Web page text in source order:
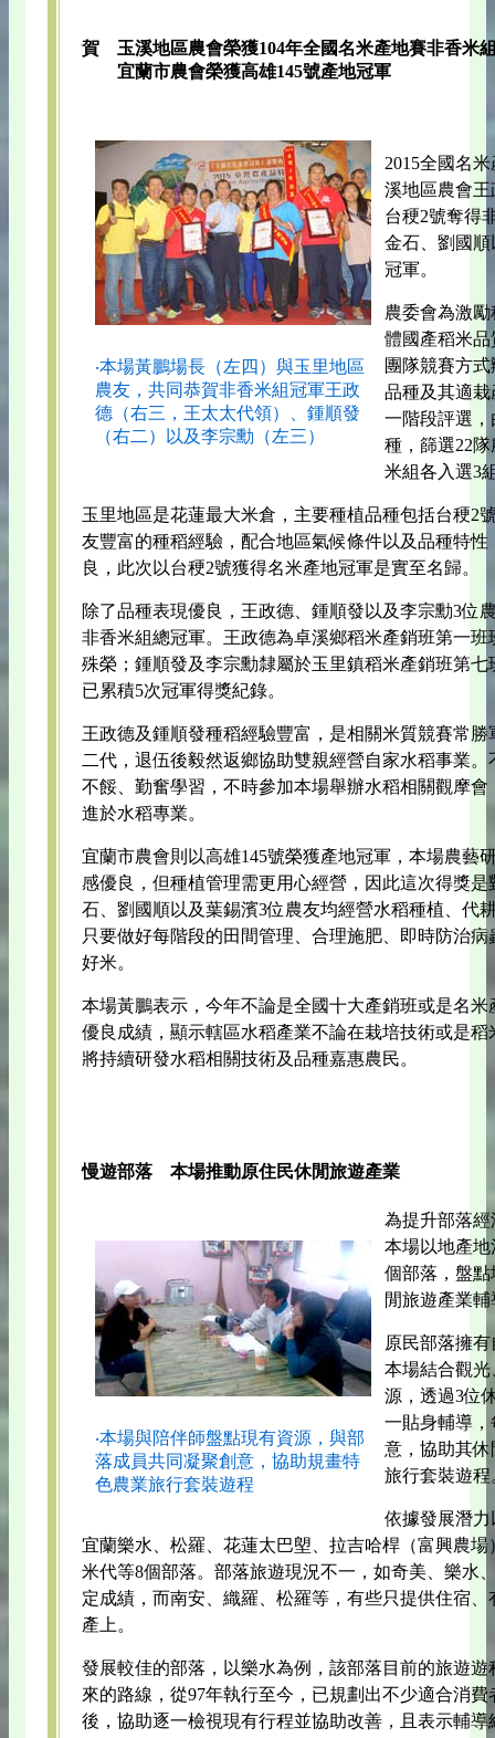
賀 玉溪地區農會榮獲104年全國名米產地賽非香米
宜蘭市農會榮獲高雄145號產地冠軍
‧本場黃鵬場長（左四）與玉里地區
農友，共同恭賀非香米組冠軍王政
德（右三，王太太代領）、鍾順發
（右二）以及李宗勳（左三）
2015全國名
溪地區農會
台稉2號奪得
金石、劉國順
冠軍。
農委會為激
體國產稻米
團隊競賽方
品種及其適
一階段評選，
種，篩選22
米組各入選3
玉里地區是花蓮最大米倉，主要種植品種包括台稉2
友豐富的種稻經驗，配合地區氣候條件以及品種特
良，此次以台稉2號獲得名米產地冠軍是實至名歸。
除了品種表現優良，王政德、鍾順發以及李宗勳3位
非香米組總冠軍。王政德為卓溪鄉稻米產銷班第一
殊榮；鍾順發及李宗勳隸屬於玉里鎮稻米產銷班第
已累積5次冠軍得獎紀錄。
王政德及鍾順發種稻經驗豐富，是相關米質競賽常
二代，退伍後毅然返鄉協助雙親經營自家水稻事業
不餒、勤奮學習，不時參加本場舉辦水稻相關觀摩
進於水稻專業。
宜蘭市農會則以高雄145號榮獲產地冠軍，本場農藝
感優良，但種植管理需更用心經營，因此這次得獎
石、劉國順以及葉錫濱3位農友均經營水稻種植、代
只要做好每階段的田間管理、合理施肥、即時防治
好米。
本場黃鵬表示，今年不論是全國十大產銷班或是名
優良成績，顯示轄區水稻產業不論在栽培技術或是
將持續研發水稻相關技術及品種嘉惠農民。
慢遊部落 本場推動原住民休閒旅遊產業
‧本場與陪伴師盤點現有資源，與部
落成員共同凝聚創意，協助規畫特
色農業旅行套裝遊程
為提升部落
本場以地產
個部落，盤
閒旅遊產業輔
原民部落擁
本場結合觀
源，透過3位
一貼身輔導
意，協助其
旅行套裝遊程
依據發展潛
宜蘭樂水、松羅、花蓮太巴塱、拉吉哈桿（富興農
米代等8個部落。部落旅遊現況不一，如奇美、樂水
定成績，而南安、織羅、松羅等，有些只提供住宿
產上。
發展較佳的部落，以樂水為例，該部落目前的旅遊
來的路線，從97年執行至今，已規劃出不少適合消
後，協助逐一檢視現有行程並協助改善，且表示輔